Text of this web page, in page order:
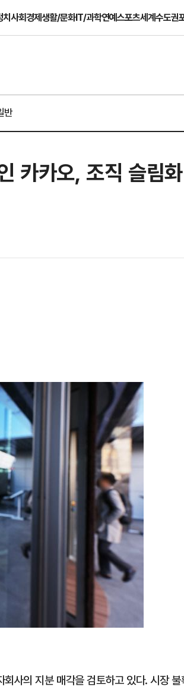
치사회경제생활/문화IT/과학연예스포츠세계수도권
반
카카오, 조직 슬림
사의 지분 매각을 검토하고 있다. 시장 불